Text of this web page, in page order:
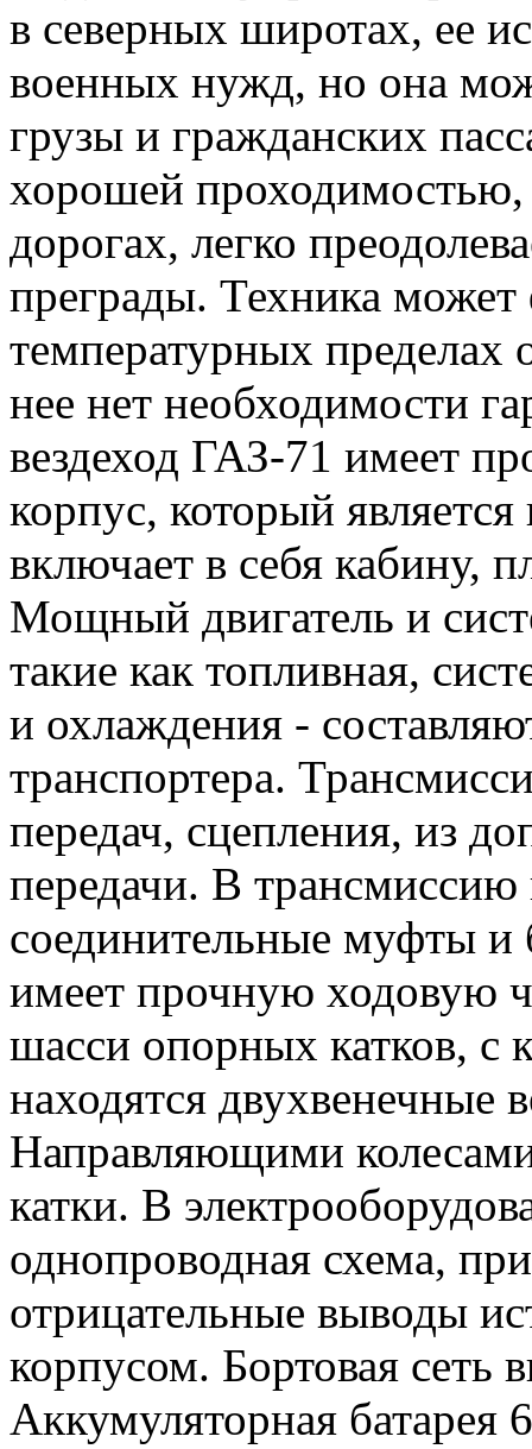
в северных широтах, ее
военных нужд, но она
грузы и гражданских
хорошей
дорогах, легко
преграды. Техника
температурных пределах
нее нет необходимости
вездеход ГАЗ-71 имеет
корпус, который
включает в себя кабину,
Мощный двигатель и
такие как топливная,
и охлаждения -
транспортера.
передач, сцепления, из
передачи. В трансмиссию
соединительные муфты
имеет прочную ходовую
шасси опорных катков,
находятся двухвенечные
Направляющими
катки. В
однопроводная схема,
отрицательные выводы
корпусом. Бортовая сеть
Аккумуляторная батарея